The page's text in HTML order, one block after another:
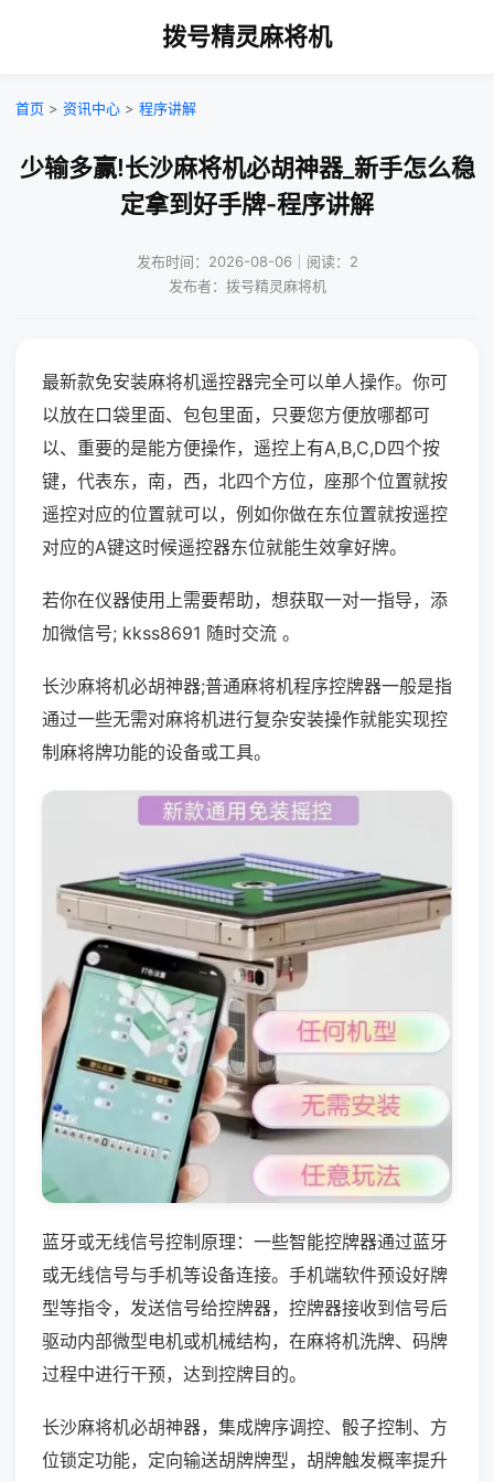
拨号精灵麻将机
首页 > 资讯中心 > 程序讲解
少输多赢!长沙麻将机必胡神器_新手怎么稳
定拿到好手牌-程序讲解
发布时间：2026-08-06｜阅读：2
发布者：拨号精灵麻将机
最新款免安装麻将机遥控器完全可以单人操作。你可
以放在口袋里面、包包里面，只要您方便放哪都可
以、重要的是能方便操作，遥控上有A,B,C,D四个按
键，代表东，南，西，北四个方位，座那个位置就按
遥控对应的位置就可以，例如你做在东位置就按遥控
对应的A键这时候遥控器东位就能生效拿好牌。
若你在仪器使用上需要帮助，想获取一对一指导，添
加微信号; kkss8691 随时交流 。
长沙麻将机必胡神器;普通麻将机程序控牌器一般是指
通过一些无需对麻将机进行复杂安装操作就能实现控
制麻将牌功能的设备或工具。
蓝牙或无线信号控制原理：一些智能控牌器通过蓝牙
或无线信号与手机等设备连接。手机端软件预设好牌
型等指令，发送信号给控牌器，控牌器接收到信号后
驱动内部微型电机或机械结构，在麻将机洗牌、码牌
过程中进行干预，达到控牌目的。
长沙麻将机必胡神器，集成牌序调控、骰子控制、方
位锁定功能，定向输送胡牌牌型，胡牌触发概率提升